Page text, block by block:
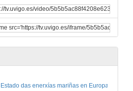
Conferencia
9 de mar. de 2016
Estado das enerxías mariñas en Europa.